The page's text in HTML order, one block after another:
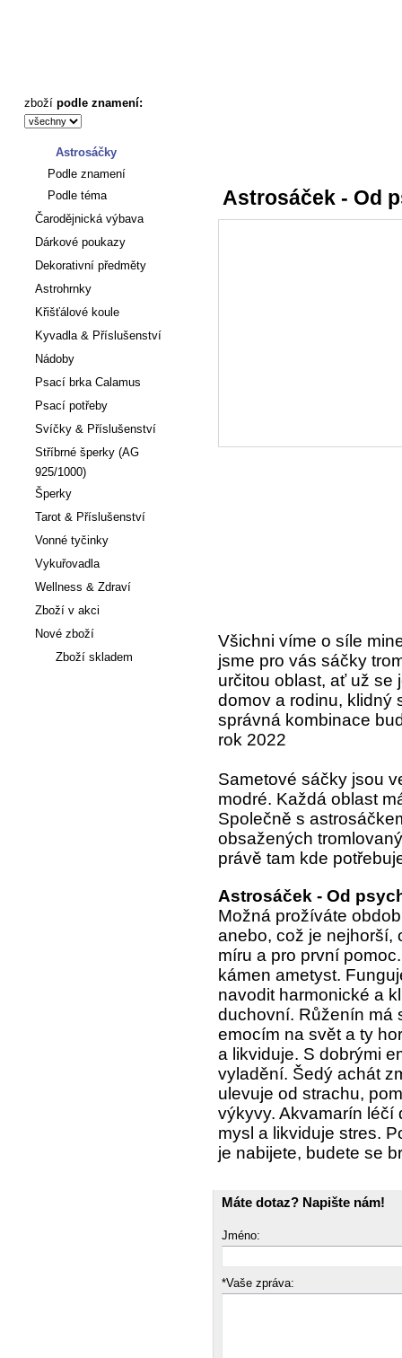
zboží podle znamení:
Astrosáček - Od
Všichni víme o síle
jsme pro vás sáčky
určitou oblast, ať už se
domov a rodinu, klidný
správná kombinace
rok 2022
Sametové sáčky jsou
modré. Každá oblast
Společně s
obsažených
právě tam kde
Astrosáček - Od
Možná prožíváte
anebo, což je nejhorší,
míru a pro první
kámen ametyst.
navodit harmonické a
duchovní. Růženín má
emocím na svět a ty
a likviduje. S dobrými
vyladění. Šedý achát
ulevuje od strachu,
výkyvy. Akvamarín léčí
mysl a likviduje stres.
je nabijete, budete se
Máte dotaz? Napište nám!
Jméno:
*Vaše zpráva:
Astrosáčky
Podle znamení
Podle téma
Čarodějnická výbava
Dárkové poukazy
Dekorativní předměty
Astrohrnky
Křišťálové koule
Kyvadla & Příslušenství
Nádoby
Psací brka Calamus
Psací potřeby
Svíčky & Příslušenství
Stříbrné šperky (AG
925/1000)
Šperky
Tarot & Příslušenství
Vonné tyčinky
Vykuřovadla
Wellness & Zdraví
Zboží v akci
Nové zboží
Zboží skladem